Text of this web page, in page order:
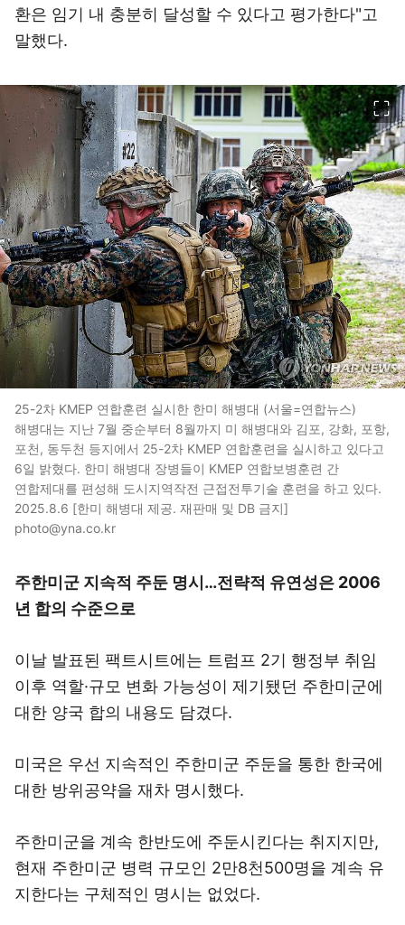
환은 임기 내 충분히 달성할 수 있다고 평가한다"고
말했다.
25-2차 KMEP 연합훈련 실시한 한미 해병대 (서울=연합뉴스)
해병대는 지난 7월 중순부터 8월까지 미 해병대와 김포, 강화, 포항,
포천, 동두천 등지에서 25-2차 KMEP 연합훈련을 실시하고 있다고
6일 밝혔다. 한미 해병대 장병들이 KMEP 연합보병훈련 간
연합제대를 편성해 도시지역작전 근접전투기술 훈련을 하고 있다.
2025.8.6 [한미 해병대 제공. 재판매 및 DB 금지]
photo@yna.co.kr
주한미군 지속적 주둔 명시…전략적 유연성은 2006
년 합의 수준으로
이날 발표된 팩트시트에는 트럼프 2기 행정부 취임
이후 역할·규모 변화 가능성이 제기됐던 주한미군에
대한 양국 합의 내용도 담겼다.
미국은 우선 지속적인 주한미군 주둔을 통한 한국에
대한 방위공약을 재차 명시했다.
주한미군을 계속 한반도에 주둔시킨다는 취지지만,
현재 주한미군 병력 규모인 2만8천500명을 계속 유
지한다는 구체적인 명시는 없었다.